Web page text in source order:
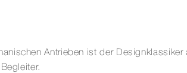
Antrieben ist der